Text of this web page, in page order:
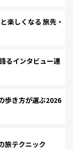
楽しくなる 旅先・
るインタビュー連
歩き方が選ぶ2026
旅テクニック